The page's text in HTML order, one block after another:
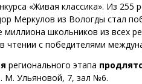
«Живая классика». Из
Меркулов из Вологды стал
школьников из всех
чтении с победителями
регионального этапа
М. Ульяновой, 7, зал №6.